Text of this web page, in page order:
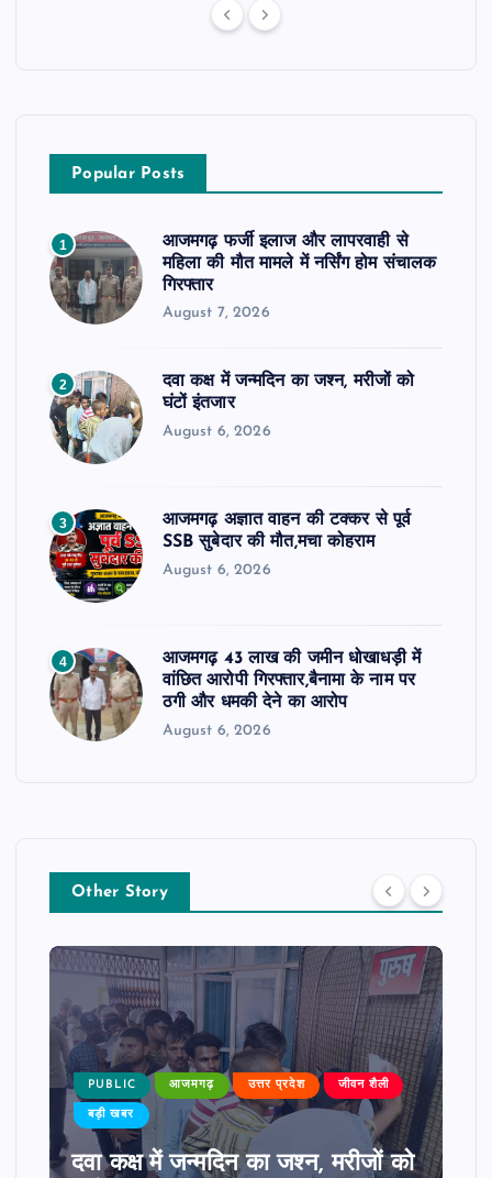
Popular Posts
1
आजमगढ़ फर्जी इलाज और लापरवाही से
महिला की मौत मामले में नर्सिंग होम संचालक
गिरफ्तार
August 7, 2026
2
दवा कक्ष में जन्मदिन का जश्न, मरीजों को
घंटों इंतजार
August 6, 2026
3
आजमगढ़ अज्ञात वाहन की टक्कर से पूर्व
SSB सुबेदार की मौत,मचा कोहराम
August 6, 2026
4
आजमगढ़ 43 लाख की जमीन धोखाधड़ी में
वांछित आरोपी गिरफ्तार,बैनामा के नाम पर
ठगी और धमकी देने का आरोप
August 6, 2026
Other Story
PUBLIC आजमगढ़ उत्तर प्रदेश जीवन शैली
बड़ी खबर
दवा कक्ष में जन्मदिन का जश्न, मरीजों को